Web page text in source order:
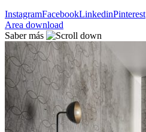
InstagramFacebookLinkedinPinterest
Area download
Saber más